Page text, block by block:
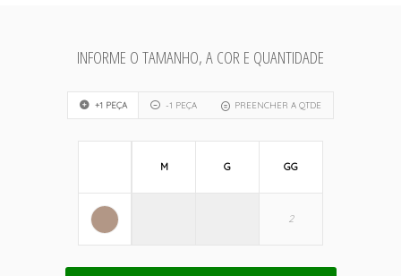
INFORME O TAMANHO, A COR E QUANTIDADE
+1 PEÇA -1 PEÇA PREENCHER A QTDE
M G GG